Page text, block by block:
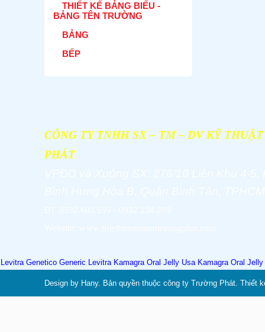
THIẾT KẾ BẢNG BIỂU -
BẢNG TÊN TRƯỜNG
BẢNG
BẾP
CÔNG TY TNHH SX – TM – DV KỸ
PHÁT
Design by Hany. Bản quyền thuộc công ty Trường Phát. Thiết
Levitra Genetico Generic Levitra Kamagra Oral Jelly Usa Kamagra Oral